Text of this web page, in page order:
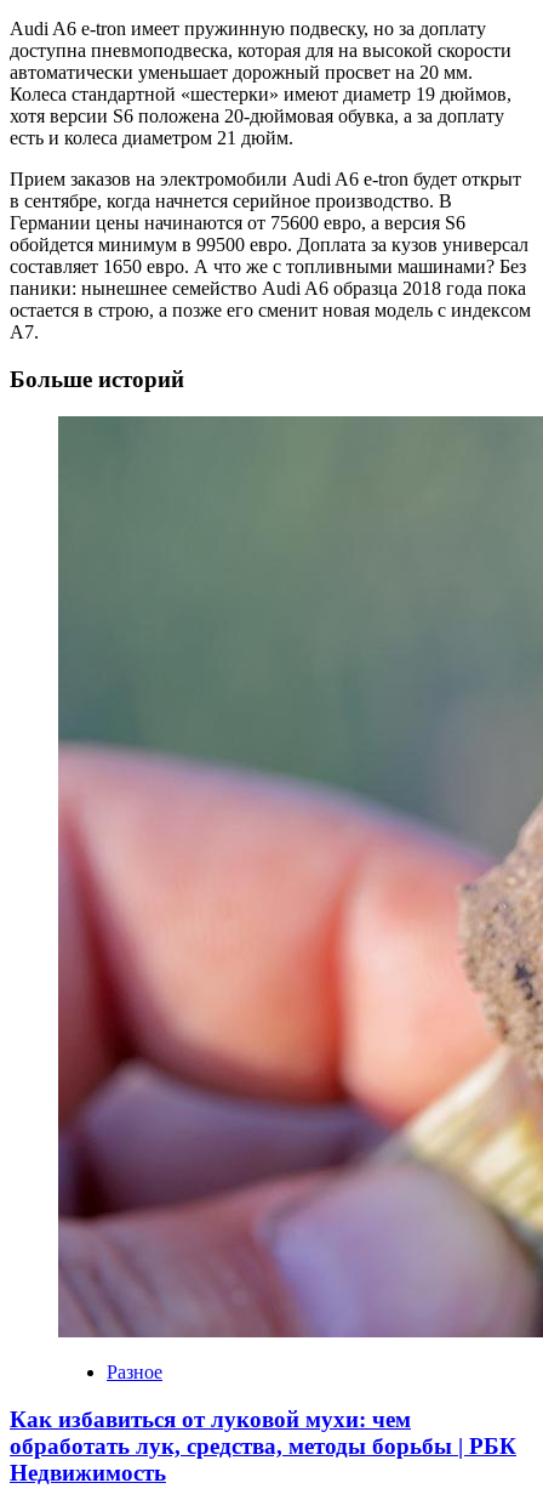
Audi A6 e-tron имеет пружинную подвеску, но за доплату
доступна пневмоподвеска, которая для на высокой скорости
автоматически уменьшает дорожный просвет на 20 мм.
Колеса стандартной «шестерки» имеют диаметр 19 дюймов,
хотя версии S6 положена 20-дюймовая обувка, а за доплату
есть и колеса диаметром 21 дюйм.
Прием заказов на электромобили Audi A6 e-tron будет открыт
в сентябре, когда начнется серийное производство. В
Германии цены начинаются от 75600 евро, а версия S6
обойдется минимум в 99500 евро. Доплата за кузов универсал
составляет 1650 евро. А что же с топливными машинами? Без
паники: нынешнее семейство Audi A6 образца 2018 года пока
остается в строю, а позже его сменит новая модель с индексом
A7.
Больше историй
Разное
Как избавиться от луковой мухи: чем
обработать лук, средства, методы борьбы | РБК
Недвижимость